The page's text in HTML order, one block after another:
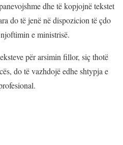
dhe të kopjojnë tekstet
do të jenë në dispozicion të çdo
e ministrisë.
për arsimin fillor, siç thotë
do të vazhdojë edhe shtypja e